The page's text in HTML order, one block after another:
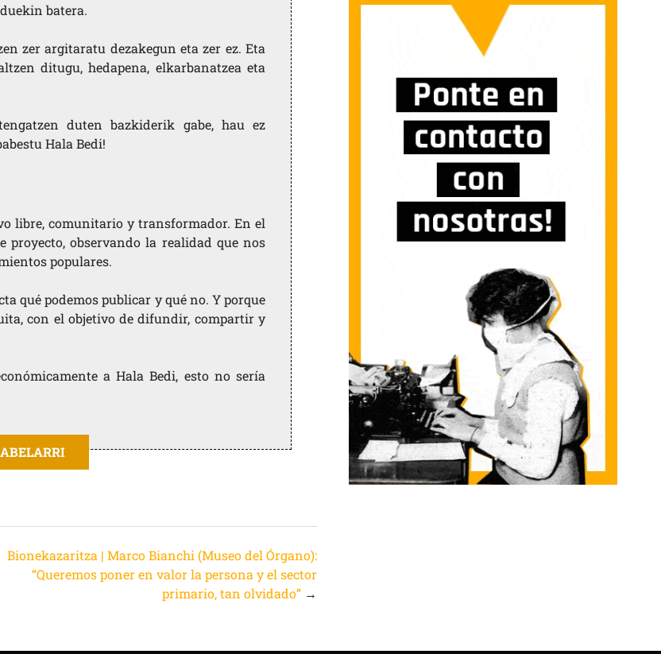
batera.
zer argitaratu dezakegun eta zer ez. Eta
ditugu, hedapena, elkarbanatzea eta
duten bazkiderik gabe, hau ez
Hala Bedi!
libre, comunitario y transformador. En el
proyecto, observando la realidad que nos
populares.
qué podemos publicar y qué no. Y porque
con el objetivo de difundir, compartir y
a Hala Bedi, esto no sería
Bionekazaritza | Marco Bianchi (Museo del Órgano):
“Queremos poner en valor la persona y el sector
primario, tan olvidado”→